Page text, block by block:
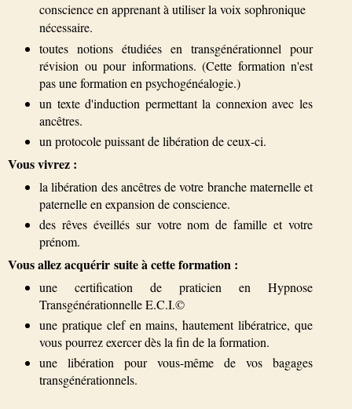
conscience en apprenant à utiliser la voix sophronique
nécessaire.
toutes notions étudiées en transgénérationnel pour
révision ou pour informations. (Cette formation n'est
pas une formation en psychogénéalogie.)
un texte d'induction permettant la connexion avec les
ancêtres.
un protocole puissant de libération de ceux-ci.
Vous vivrez :
la libération des ancêtres de votre branche maternelle et
paternelle en expansion de conscience.
des rêves éveillés sur votre nom de famille et votre
prénom.
Vous allez acquérir suite à cette formation :
une certification de praticien en Hypnose
Transgénérationnelle E.C.I.©
une pratique clef en mains, hautement libératrice, que
vous pourrez exercer dès la fin de la formation.
une libération pour vous-même de vos bagages
transgénérationnels.